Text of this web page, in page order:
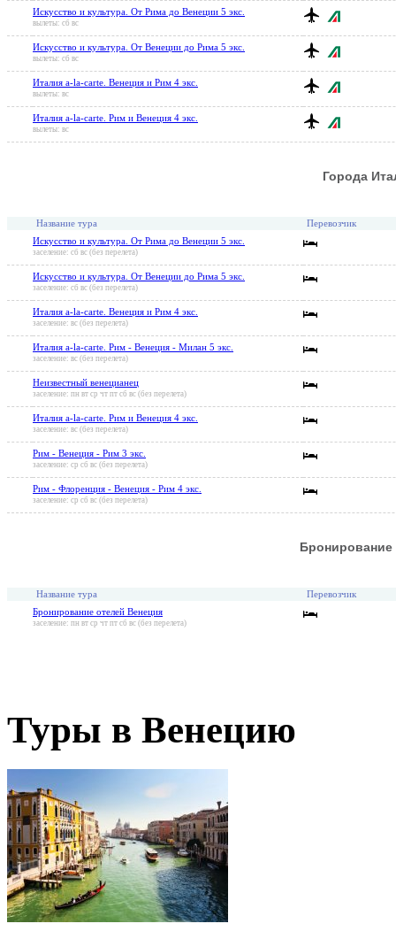
Искусство и культура. От Рима до Венеции 5 экс.
вылеты: сб вс
Искусство и культура. От Венеции до Рима 5 экс.
вылеты: сб вс
Италия a-la-carte. Венеция и Рим 4 экс.
вылеты: вс
Италия a-la-carte. Рим и Венеция 4 экс.
вылеты: вс
Города
Название тура Перевозчик
Искусство и культура. От Рима до Венеции 5 экс.
заселение: сб вс (без перелета)
Искусство и культура. От Венеции до Рима 5 экс.
заселение: сб вс (без перелета)
Италия a-la-carte. Венеция и Рим 4 экс.
заселение: вс (без перелета)
Италия a-la-carte. Рим - Венеция - Милан 5 экс.
заселение: вс (без перелета)
Неизвестный венецианец
заселение: пн вт ср чт пт сб вс (без перелета)
Италия a-la-carte. Рим и Венеция 4 экс.
заселение: вс (без перелета)
Рим - Венеция - Рим 3 экс.
заселение: ср сб вс (без перелета)
Рим - Флоренция - Венеция - Рим 4 экс.
заселение: ср сб вс (без перелета)
Бронирование
Название тура Перевозчик
Бронирование отелей Венеция
заселение: пн вт ср чт пт сб вс (без перелета)
Туры в Венецию